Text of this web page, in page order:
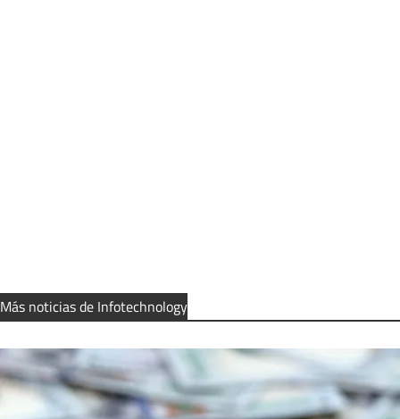
Más noticias de Infotechnology